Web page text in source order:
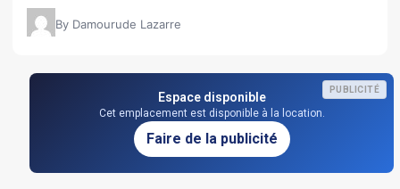
By Damourude Lazarre
PUBLICITÉ
Espace disponible
Cet emplacement est disponible à la location.
Faire de la publicité